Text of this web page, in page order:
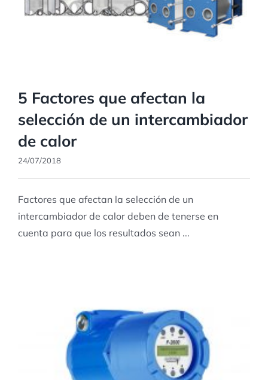
5 Factores que afectan la
selección de un intercambiador
de calor
24/07/2018
Factores que afectan la selección de un
intercambiador de calor deben de tenerse en
cuenta para que los resultados sean ...